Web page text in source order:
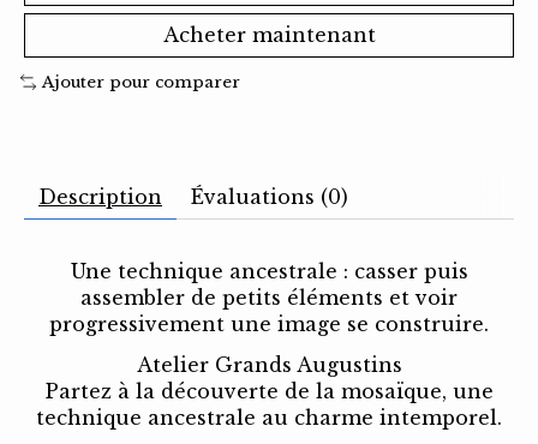
Acheter maintenant
Ajouter pour comparer
Description Évaluations (0)
Une technique ancestrale : casser puis
assembler de petits éléments et voir
progressivement une image se construire.
Atelier Grands Augustins
Partez à la découverte de la mosaïque, une
technique ancestrale au charme intemporel.